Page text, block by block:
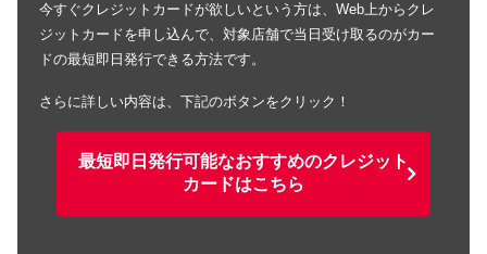
今すぐクレジットカードが欲しいという方は、Web上からクレ
ジットカードを申し込んで、対象店舗で当日受け取るのがカー
ドの最短即日発行できる方法です。
さらに詳しい内容は、下記のボタンをクリック！
最短即日発行可能なおすすめのクレジット
カードはこちら